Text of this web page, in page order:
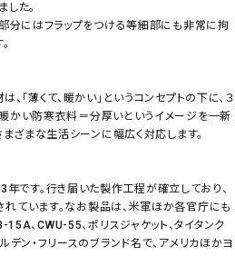
た。
部分にはフラップをつける等細部にも非常に拘
「薄くて、暖かい」というコンセプトの下に、３
かい防寒衣料＝分厚いというイメージを一新
まざまな生活シーンに幅広く対応します。
です。行き届いた製作工程が確立しており、
ています。なお製品は、米軍ほか各官庁にも
、CWU-55、ポリスジャケット、タイタンク
デン・フリースのブランド名で、アメリカほかヨ